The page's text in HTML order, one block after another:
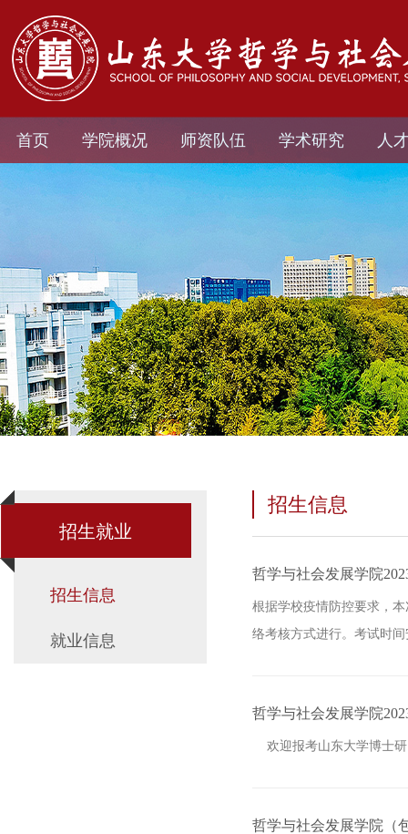
首页 学院概况 师资队伍 学术研究 人
招生就业
招生信息
就业信息
招生信息
哲学与社会发展学院
根据学校疫情防控要求，
络考核方式进行。考试时
哲学与社会发展学院
欢迎报考山东大学博士
哲学与社会发展学院（